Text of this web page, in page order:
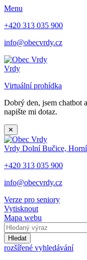
Menu
+420 313 035 900
info@obecvrdy.cz
Vrdy
Virtuální prohídka
Dobrý den, jsem chatbot
napište mi dotaz.
✕
Vrdy Dolní Bučice,
+420 313 035 900
info@obecvrdy.cz
Verze pro seniory
Vytisknout
Mapa webu
Hledat
rozšířené vyhledávání